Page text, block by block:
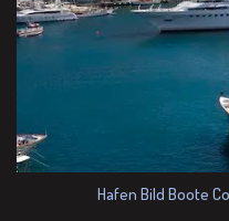
Hafen Bild Boote